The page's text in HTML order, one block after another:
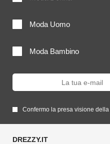
Moda Uomo
Moda Bambino
Confermo la presa visione della